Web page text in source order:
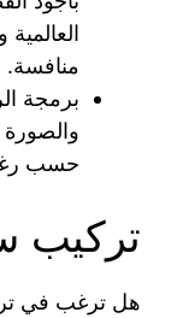
العالمية
منافسة.
برمجة
والصورة
حسب
تركيب
هل ترغب في